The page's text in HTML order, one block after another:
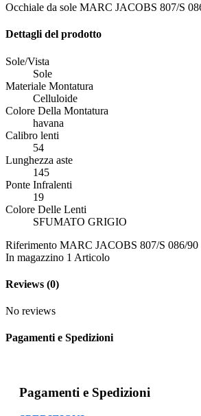
Occhiale da sole MARC JACOBS 807/S
Dettagli del prodotto
Sole/Vista
Sole
Materiale Montatura
Celluloide
Colore Della Montatura
havana
Calibro lenti
54
Lunghezza aste
145
Ponte Infralenti
19
Colore Delle Lenti
SFUMATO GRIGIO
Riferimento MARC JACOBS 807/S 086/90
In magazzino 1 Articolo
Reviews (0)
No reviews
Pagamenti e Spedizioni
Pagamenti e Spedizioni